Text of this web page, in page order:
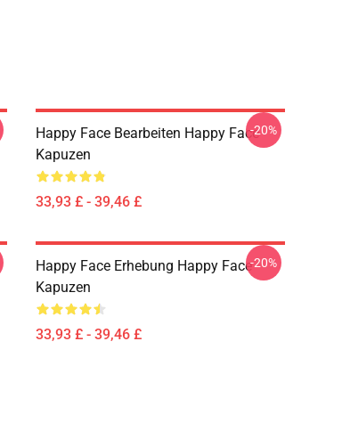
Happy Face Bearbeiten Happy Face
Kapuzen
33,93 £ - 39,46 £
-20%
Happy Face Erhebung Happy Face
Kapuzen
33,93 £ - 39,46 £
-20%